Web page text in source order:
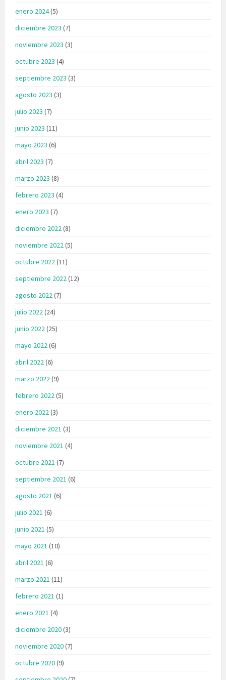
enero 2024(5)
diciembre 2023 (7)
noviembre 2023 (3)
octubre 2023 (4)
septiembre 2023 (3)
agosto 2023 (3)
julio 2023 (7)
junio 2023 (11)
mayo 2023 (6)
abril 2023 (7)
marzo 2023 (8)
febrero 2023 (4)
enero 2023 (7)
diciembre 2022(8)
noviembre 2022(5)
octubre 2022(11)
septiembre 2022(12)
agosto 2022(7)
julio 2022(24)
junio 2022(25)
mayo 2022(6)
abril 2022(6)
marzo 2022(9)
febrero 2022(5)
enero 2022(3)
diciembre 2021 (3)
noviembre 2021 (4)
octubre 2021 (7)
septiembre 2021 (6)
agosto 2021 (6)
julio 2021 (6)
junio 2021 (5)
mayo 2021 (10)
abril 2021 (6)
marzo 2021 (11)
febrero 2021 (1)
enero 2021 (4)
diciembre 2020(3)
noviembre 2020(7)
octubre 2020(9)